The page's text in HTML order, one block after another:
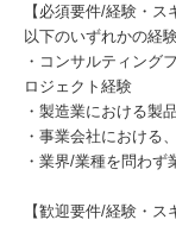
【必須要件/経験・ス
以下のいずれかの経
・コンサルティング
ロジェクト経験
・製造業における製
・事業会社における
・業界/業種を問わず
【歓迎要件/経験・ス